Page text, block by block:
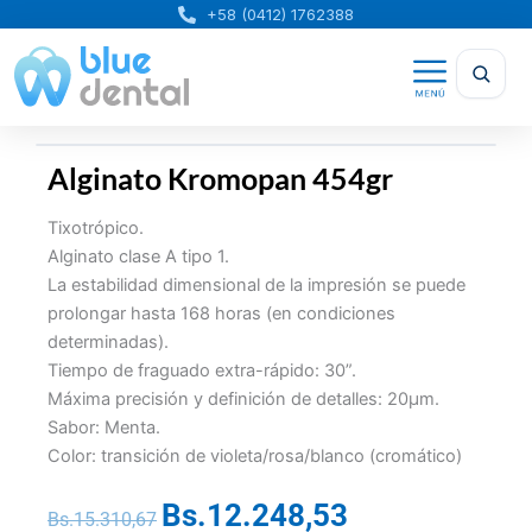
contenido
+58 (0412) 1762388
Alginato Kromopan 454gr
Tixotrópico.
Alginato clase A tipo 1.
La estabilidad dimensional de la impresión se puede
prolongar hasta 168 horas (en condiciones
determinadas).
Tiempo de fraguado extra-rápido: 30”.
Máxima precisión y definición de detalles: 20µm.
Sabor: Menta.
Color: transición de violeta/rosa/blanco (cromático)
Bs.15.310,67 El
Bs.12.248,53